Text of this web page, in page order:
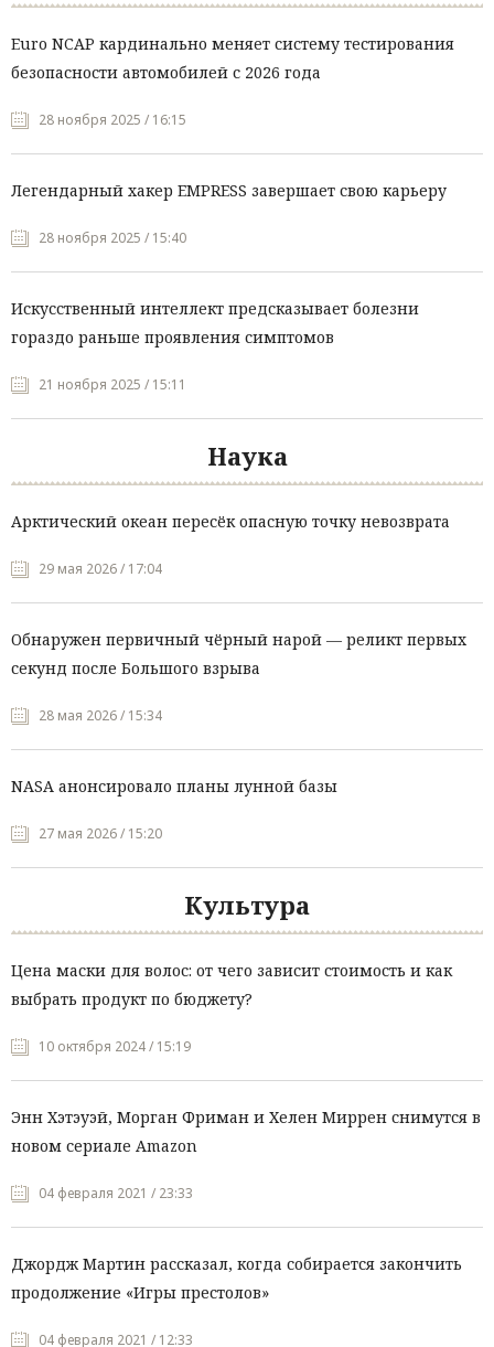
Euro NCAP кардинально меняет систему тестирования
безопасности автомобилей с 2026 года
28 ноября 2025 / 16:15
Легендарный хакер EMPRESS завершает свою карьеру
28 ноября 2025 / 15:40
Искусственный интеллект предсказывает болезни
гораздо раньше проявления симптомов
21 ноября 2025 / 15:11
Наука
Арктический океан пересёк опасную точку невозврата
29 мая 2026 / 17:04
Обнаружен первичный чёрный нарой — реликт первых
секунд после Большого взрыва
28 мая 2026 / 15:34
NASA анонсировало планы лунной базы
27 мая 2026 / 15:20
Культура
Цена маски для волос: от чего зависит стоимость и как
выбрать продукт по бюджету?
10 октября 2024 / 15:19
Энн Хэтэуэй, Морган Фриман и Хелен Миррен снимутся в
новом сериале Amazon
04 февраля 2021 / 23:33
Джордж Мартин рассказал, когда собирается закончить
продолжение «Игры престолов»
04 февраля 2021 / 12:33